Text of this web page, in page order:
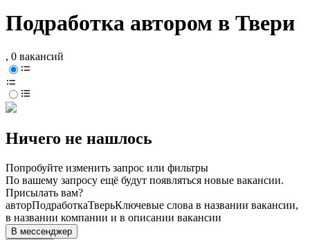
Подработка автором в Твери
, 0 вакансий
Ничего не нашлось
Попробуйте изменить запрос или фильтры
По вашему запросу ещё будут появляться новые вакансии.
Присылать вам?
авторПодработкаТверьКлючевые слова в названии вакансии,
в названии компании и в описании вакансии
В мессенджер